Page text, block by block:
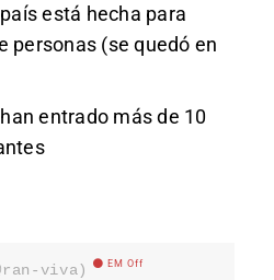
está hecha para
personas (se quedó en
entrado más de 10
viva) EM Off